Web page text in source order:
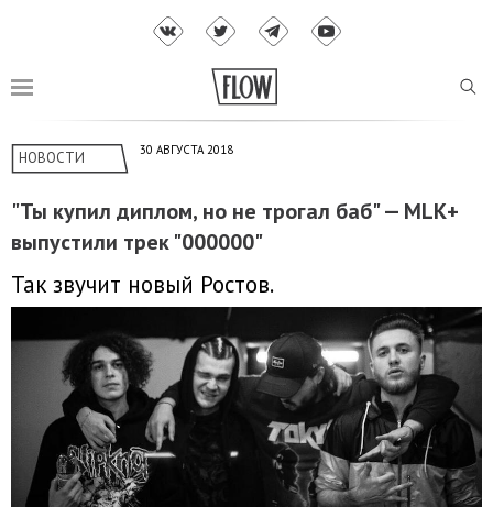
НОВОСТИ 30 АВГУСТА 2018
"Ты купил диплом, но не трогал баб" — MLK+
выпустили трек "000000"
Так звучит новый Ростов.